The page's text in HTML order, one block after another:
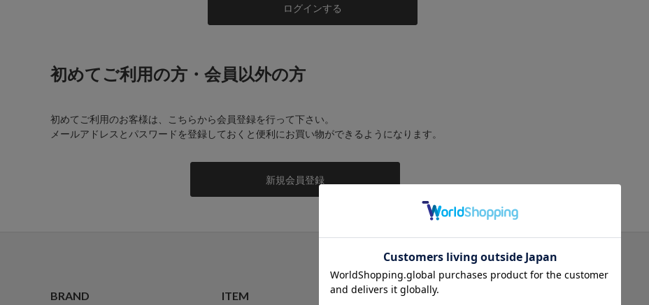
初めてご利用の方・会員以外の方
初めてご利用のお客様は、こちらから会員登録を行って下さい。
メールアドレスとパスワードを登録しておくと便利にお買い物ができるようになります。
BRAND ITEM CATEGORY